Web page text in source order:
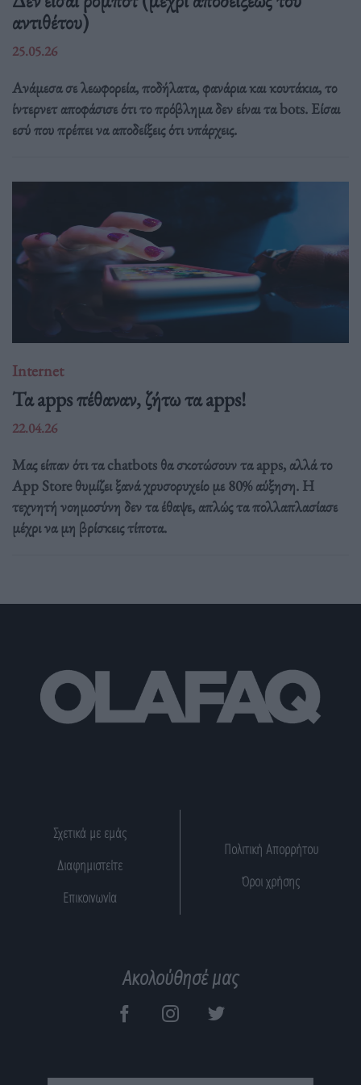
αντιθέτου)
25.05.26
Ανάμεσα σε λεωφορεία, ποδήλατα, φανάρια και κουτάκια, το
ίντερνετ αποφάσισε ότι το πρόβλημα δεν είναι τα bots. Είσαι
εσύ που πρέπει να αποδείξεις ότι υπάρχεις.
Internet
Τα apps πέθαναν, ζήτω τα apps!
22.04.26
Μας είπαν ότι τα chatbots θα σκοτώσουν τα apps, αλλά το
App Store θυμίζει ξανά χρυσορυχείο με 80% αύξηση. Η
τεχνητή νοημοσύνη δεν τα έθαψε, απλώς τα πολλαπλασίασε
μέχρι να μη βρίσκεις τίποτα.
Σχετικά με εμάς
Διαφημιστείτε
Επικοινωνία
Πολιτική Απορρήτου
Όροι χρήσης
Ακολούθησέ μας